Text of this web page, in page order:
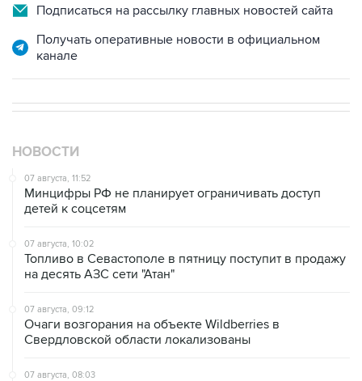
Подписаться на рассылку главных новостей сайта
Получать оперативные новости в официальном
канале
НОВОСТИ
07 августа, 11:52
Минцифры РФ не планирует ограничивать доступ
детей к соцсетям
07 августа, 10:02
Топливо в Севастополе в пятницу поступит в продажу
на десять АЗС сети "Атан"
07 августа, 09:12
Очаги возгорания на объекте Wildberries в
Свердловской области локализованы
07 августа, 08:03